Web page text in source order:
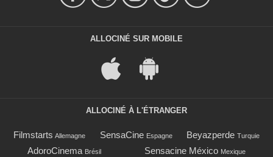
ALLOCINÉ SUR MOBILE
ALLOCINÉ À L'ÉTRANGER
Filmstarts Allemagne SensaCine Espagne Beyazperde Turquie
AdoroCinema Brésil Sensacine México Mexique